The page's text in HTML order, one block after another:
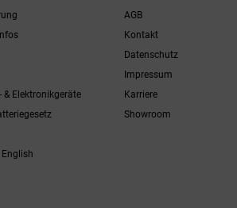
& Elektronikgeräte
AGB
Kontakt
Datenschutz
Impressum
Karriere
Showroom